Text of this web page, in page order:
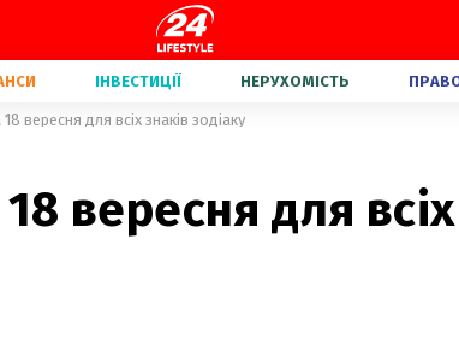
ІНВЕСТИЦІЇ НЕРУХОМІСТЬ
вересня для всіх знаків зодіаку
вересня для